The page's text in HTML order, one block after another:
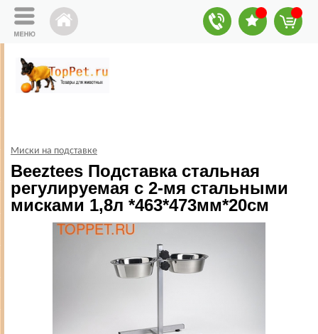
Миски на подставке
Beeztees Подставка стальная
регулируемая с 2-мя стальными
мисками 1,8л *463*473мм*20см